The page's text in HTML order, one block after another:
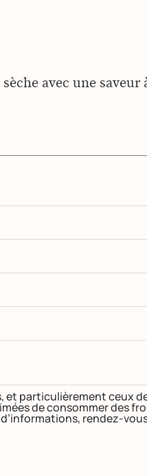
avec une saveur
et particulièrement ceux
de consommer des
rendez-